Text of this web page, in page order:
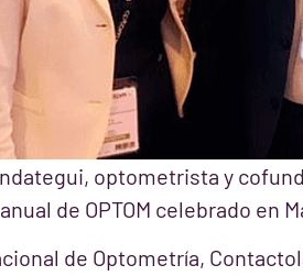
optometrista y
de OPTOM celebrado en
de Optometría,